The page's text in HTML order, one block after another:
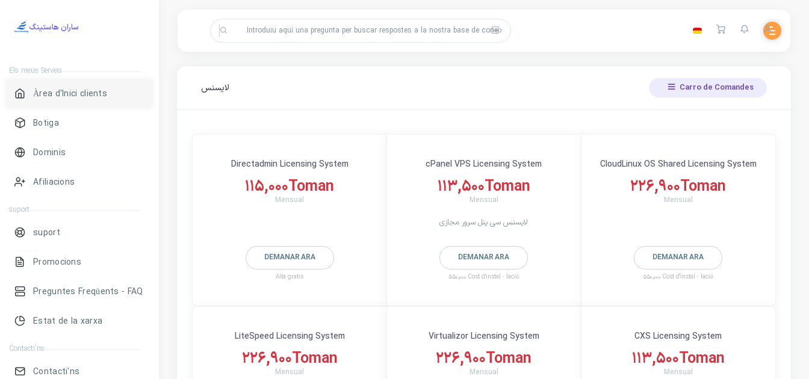
ساران هاستینگ
Els meus Serveis
Àrea d'Inici clients
Botiga
Dominis
Afiliacions
suport
suport
Promocions
Preguntes Freqüents - FAQ
Estat de la xarxa
Contacti'ns
Contacti'ns
لایسنس Carro de Comandes
Directadmin Licensing System
115,000Toman
Mensual
DEMANAR ARA
Alta gratis
cPanel VPS Licensing System
113,500Toman
Mensual
لایسنس سی پنل سرور مجازی
DEMANAR ARA
550,000 Cost d'instal · lació
CloudLinux OS Shared Licensing System
226,900Toman
Mensual
DEMANAR ARA
550,000 Cost d'instal · lació
LiteSpeed Licensing System
226,900Toman
Mensual
Virtualizor Licensing System
226,900Toman
Mensual
CXS Licensing System
113,500Toman
Mensual